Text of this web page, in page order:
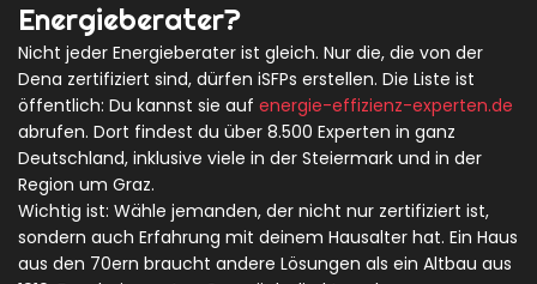
Energieberater?
Nicht jeder Energieberater ist gleich. Nur die, die von der
Dena zertifiziert sind, dürfen iSFPs erstellen. Die Liste ist
öffentlich: Du kannst sie auf energie-effizienz-experten.de
abrufen. Dort findest du über 8.500 Experten in ganz
Deutschland, inklusive viele in der Steiermark und in der
Region um Graz.
Wichtig ist: Wähle jemanden, der nicht nur zertifiziert ist,
sondern auch Erfahrung mit deinem Hausalter hat. Ein Haus
aus den 70ern braucht andere Lösungen als ein Altbau aus